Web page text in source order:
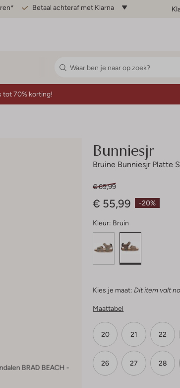
Betaal achteraf met Klarna
tot 70% korting!
Bunniesjr
Bruine Bunniesjr Platte
-20%
€ 69,99
€ 55,99
Kleur: Bruin
Kies je maat: Dit item valt
Maattabel
20 21 22
26 27 28